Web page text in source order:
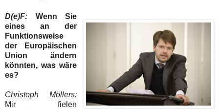
D(e)F: Wenn Sie
eines an der
Funktionsweise
der Europäischen
Union ändern
könnten, was wäre
es?
Christoph Möllers:
Mir fielen